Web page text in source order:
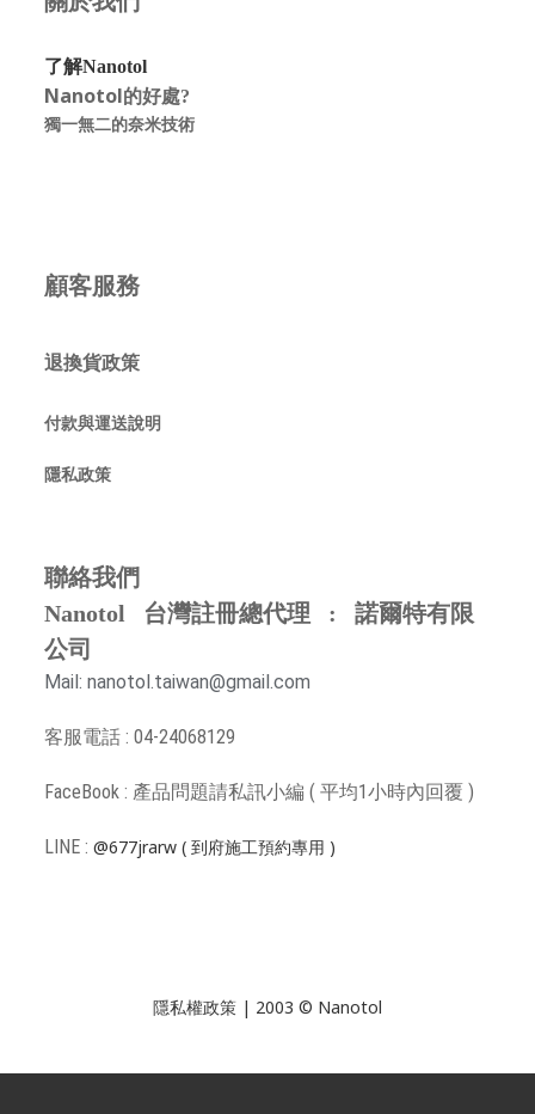
了解Nanotol
Nanotol的好處?
獨一無二的奈米技術
顧客服務
退換貨政策
付款與運送說明
隱私政策
聯絡我們
Nanotol 台灣註冊總代理 : 諾爾特有限
公司
Mail: nanotol.taiwan@gmail.com
客服電話 : 04-24068129
FaceBook : 產品問題請私訊小編 ( 平均1小時內回覆 )
LINE : @677jrarw ( 到府施工預約專用 )
隱私權政策 | 2003 © Nanotol